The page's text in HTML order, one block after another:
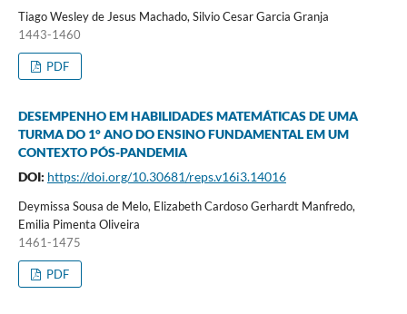
Tiago Wesley de Jesus Machado, Silvio Cesar Garcia Granja
1443-1460
PDF
DESEMPENHO EM HABILIDADES MATEMÁTICAS DE UMA
TURMA DO 1° ANO DO ENSINO FUNDAMENTAL EM UM
CONTEXTO PÓS-PANDEMIA
DOI: https://doi.org/10.30681/reps.v16i3.14016
Deymissa Sousa de Melo, Elizabeth Cardoso Gerhardt Manfredo,
Emilia Pimenta Oliveira
1461-1475
PDF